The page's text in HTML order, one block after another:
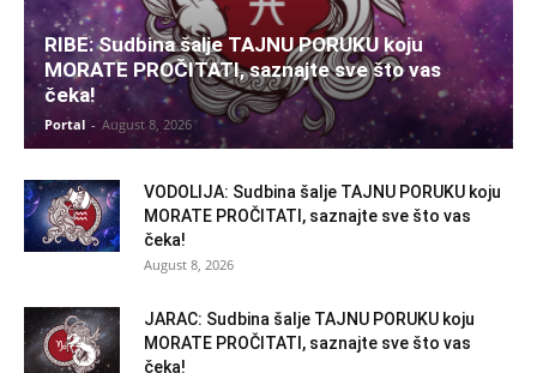
RIBE: Sudbina šalje TAJNU PORUKU koju
MORATE PROČITATI, saznajte sve što vas
čeka!
Portal - August 8, 2026
VODOLIJA: Sudbina šalje TAJNU PORUKU koju
MORATE PROČITATI, saznajte sve što vas
čeka!
August 8, 2026
JARAC: Sudbina šalje TAJNU PORUKU koju
MORATE PROČITATI, saznajte sve što vas
čeka!